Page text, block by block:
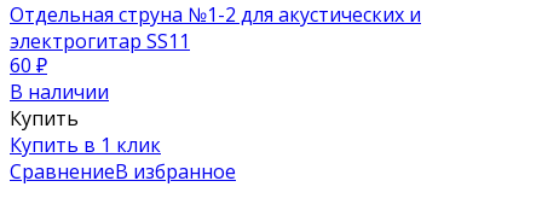
Отдельная струна №1-2 для акустических и
электрогитар SS11
60 ₽
В наличии
Купить
Купить в 1 клик
СравнениеВ избранное